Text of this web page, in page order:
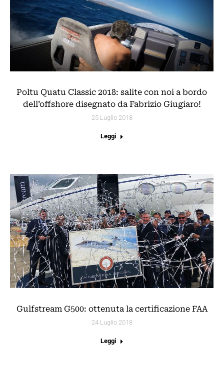
Poltu Quatu Classic 2018: salite con noi a bordo
dell’offshore disegnato da Fabrizio Giugiaro!
25 Luglio 2018
Leggi
Gulfstream G500: ottenuta la certificazione FAA
24 Luglio 2018
Leggi